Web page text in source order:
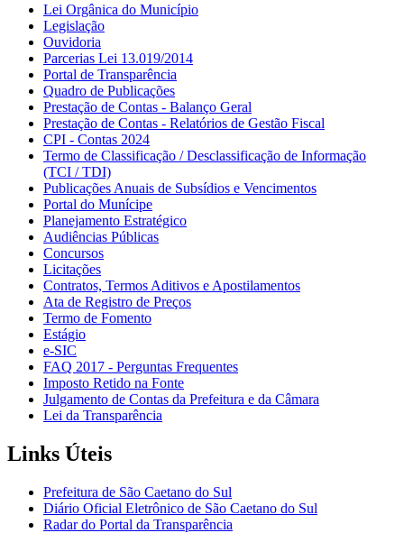
Lei Orgânica do Município
Legislação
Ouvidoria
Parcerias Lei 13.019/2014
Portal de Transparência
Quadro de Publicações
Prestação de Contas - Balanço Geral
Prestação de Contas - Relatórios de Gestão Fiscal
CPI - Contas 2024
Termo de Classificação / Desclassificação de Informação
(TCI / TDI)
Publicações Anuais de Subsídios e Vencimentos
Portal do Munícipe
Planejamento Estratégico
Audiências Públicas
Concursos
Licitações
Contratos, Termos Aditivos e Apostilamentos
Ata de Registro de Preços
Termo de Fomento
Estágio
e-SIC
FAQ 2017 - Perguntas Frequentes
Imposto Retido na Fonte
Julgamento de Contas da Prefeitura e da Câmara
Lei da Transparência
Links Úteis
Prefeitura de São Caetano do Sul
Diário Oficial Eletrônico de São Caetano do Sul
Radar do Portal da Transparência